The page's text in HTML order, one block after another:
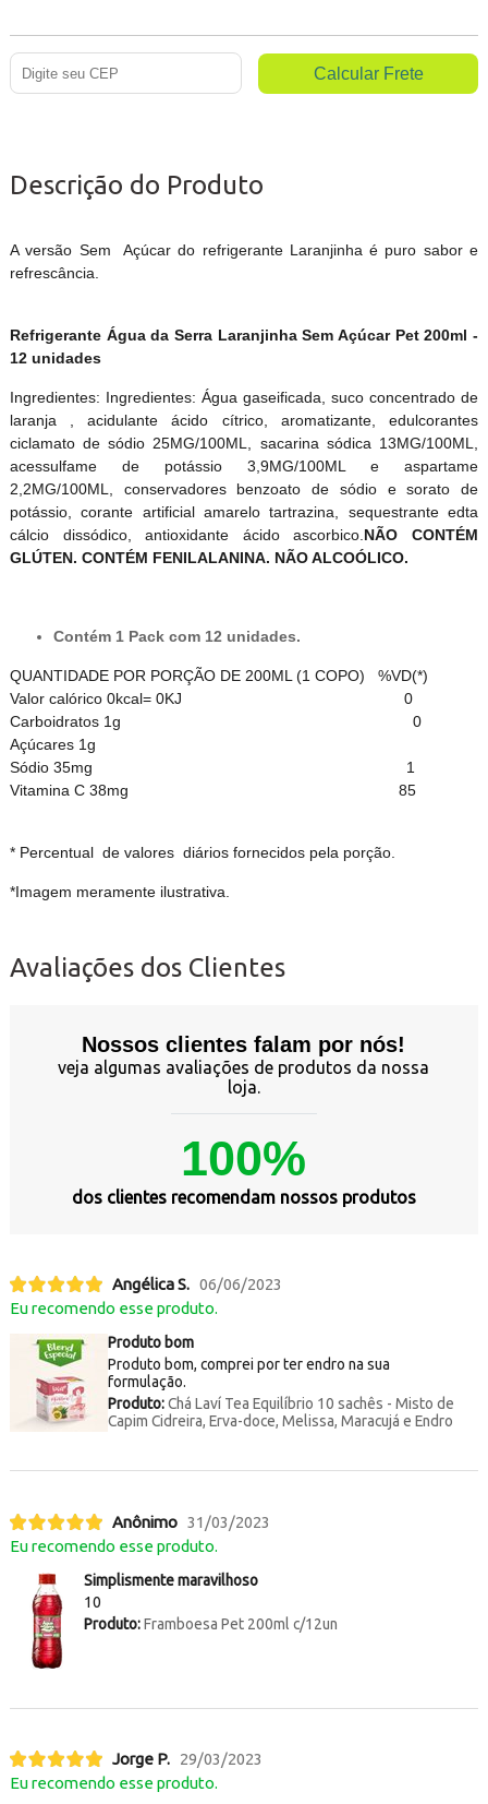
Descrição do Produto
A versão Sem Açúcar do refrigerante Laranjinha é puro sabor e
refrescância.
Refrigerante Água da Serra Laranjinha Sem Açúcar Pet 200ml -
12 unidades
Ingredientes: Ingredientes: Água gaseificada, suco concentrado de
laranja , acidulante ácido cítrico, aromatizante, edulcorantes
ciclamato de sódio 25MG/100ML, sacarina sódica 13MG/100ML,
acessulfame de potássio 3,9MG/100ML e aspartame
2,2MG/100ML, conservadores benzoato de sódio e sorato de
potássio, corante artificial amarelo tartrazina, sequestrante edta
cálcio dissódico, antioxidante ácido ascorbico.NÃO CONTÉM
GLÚTEN. CONTÉM FENILALANINA. NÃO ALCOÓLICO.
Contém 1 Pack com 12 unidades.
QUANTIDADE POR PORÇÃO DE 200ML (1 COPO) %VD(*)
Valor calórico 0kcal= 0KJ 0
Carboidratos 1g 0
Açúcares 1g
Sódio 35mg 1
Vitamina C 38mg 85
* Percentual de valores diários fornecidos pela porção.
*Imagem meramente ilustrativa.
Avaliações dos Clientes
Nossos clientes falam por nós!
veja algumas avaliações de produtos da nossa
loja.
100%
dos clientes recomendam nossos produtos
Angélica S. 06/06/2023
Eu recomendo esse produto.
Produto bom
Produto bom, comprei por ter endro na sua
formulação.
Produto:Chá Laví Tea Equilíbrio 10 sachês - Misto de
Capim Cidreira, Erva-doce, Melissa, Maracujá e Endro
Anônimo 31/03/2023
Eu recomendo esse produto.
Simplismente maravilhoso
10
Produto:Framboesa Pet 200ml c/12un
Jorge P. 29/03/2023
Eu recomendo esse produto.